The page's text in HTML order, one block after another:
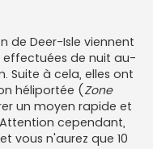
de Deer-Isle viennent
effectuées de nuit au-
Suite à cela, elles ont
héliportée (Zone
un moyen rapide et
cependant,
vous n'aurez que 10